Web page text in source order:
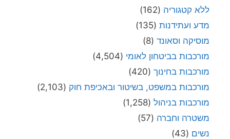
ללא קטגוריה (162)
מדע ועתידנות (135)
מוסיקה וסאונד (8)
מורכבות בביטחון לאומי (4,504)
מורכבות בחינוך (420)
מורכבות במשפט, בשיטור ובאכיפת חוק (2,103)
מורכבות בניהול (1,258)
משטרה וחברה (57)
נשים (43)